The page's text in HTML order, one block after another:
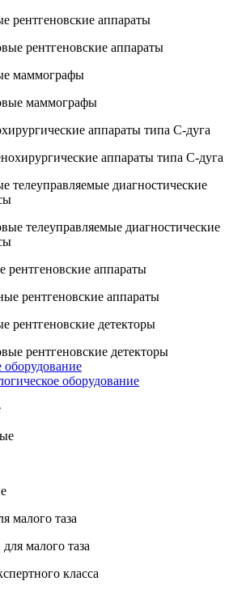
рентгеновские аппараты
маммографы
аппараты типа C-дуга
телеуправляемые диагностические
рентгеновские аппараты
рентгеновские детекторы
оборудование
оборудование
малого таза
класса